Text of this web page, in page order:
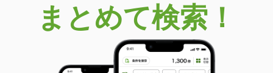
まとめて検索！